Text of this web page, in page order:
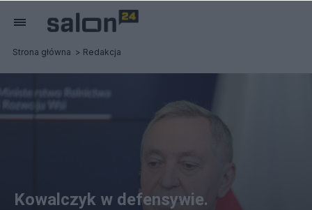
Strona główna Redakcja
Kowalczyk w defensywie.